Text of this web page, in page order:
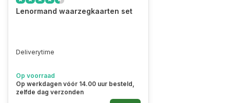
Lenormand waarzegkaarten set
Deliverytime
Op voorraad
Op werkdagen vóór 14.00 uur besteld,
zelfde dag verzonden